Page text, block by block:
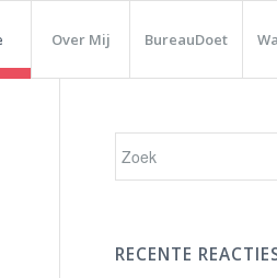
Over Mij BureauDoet
RECENTE